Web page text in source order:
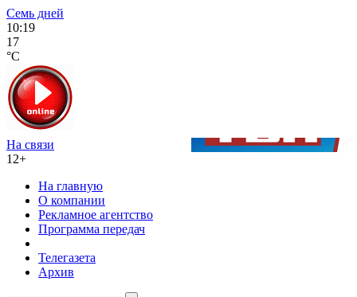
Семь дней
10:19
17
°C
На связи
12+
На главную
О компании
Рекламное агентство
Программа передач
Телегазета
Архив